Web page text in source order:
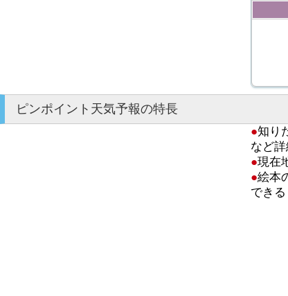
ピンポイント天気予報の特長
●知り
など
●現在
●絵本
できる